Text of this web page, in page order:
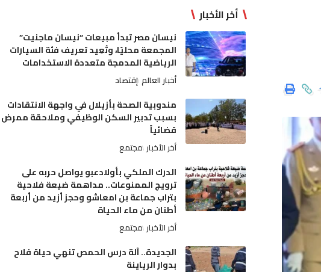
أخر الأخبار
نيسان مصر تبدأ مبيعات “نيسان ماجنيت”
المجمعة محليًا، وتُعِيد تعريف فئة السيارات
الرياضية المدمجة متعددة الاستخدامات
أخبار العالم إقتصاد
مندوبية الصحة بأزيلال في واجهة الانتقادات
بسبب تدبير السكن الوظيفي وملاحقة ممرض
قضائياً
أخر الأخبار مجتمع
الدرك الملكي بأولادعبو يواصل حربه على
ترويج الممنوعات.. مداهمة ضيعة فلاحية
بتراب جماعة بن امعاشو وحجز أزيد من أربعة
أطنان من ماء الحياة
أخر الأخبار مجتمع
الجديدة.. آلة درس الحمص تنهي حياة فلاح
بدوار الرياينة